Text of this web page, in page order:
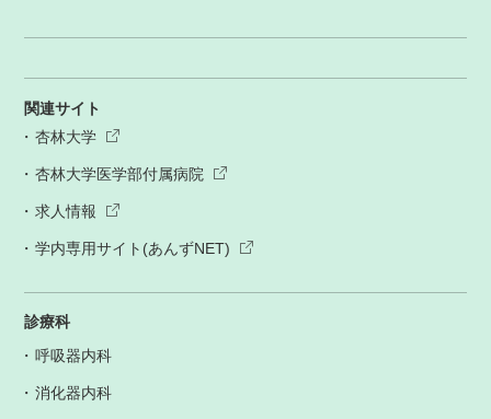
関連サイト
杏林大学
杏林大学医学部付属病院
求人情報
学内専用サイト(あんずNET)
診療科
呼吸器内科
消化器内科